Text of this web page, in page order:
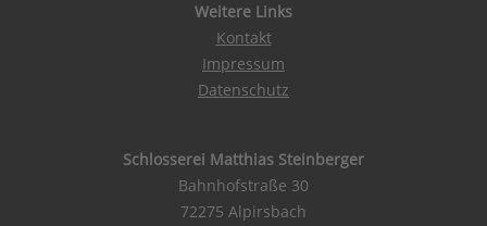
Weitere Links
Kontakt
Impressum
Datenschutz
Schlosserei Matthias Steinberger
Bahnhofstraße 30
72275 Alpirsbach